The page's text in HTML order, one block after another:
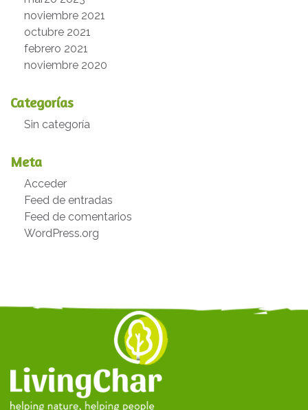
noviembre 2021
octubre 2021
febrero 2021
noviembre 2020
Categorías
Sin categoría
Meta
Acceder
Feed de entradas
Feed de comentarios
WordPress.org